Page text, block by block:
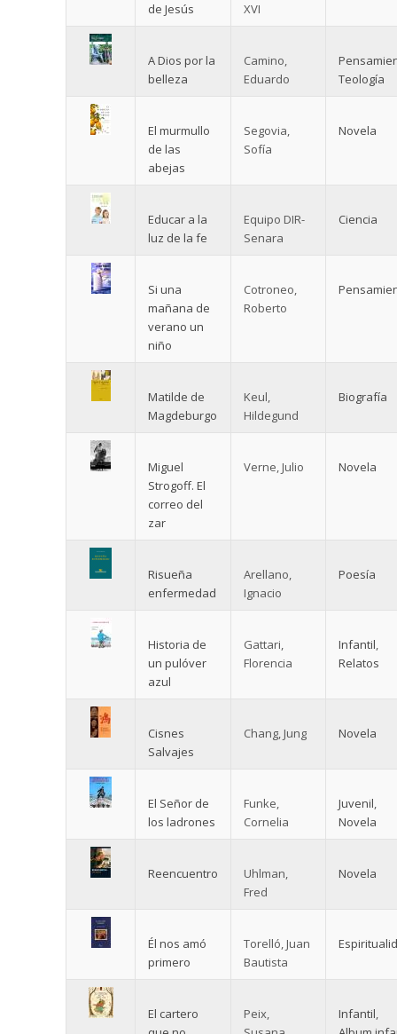
de Jesús
XVI
A Dios por la
belleza
Camino,
Eduardo
Teología
El murmullo
de las
abejas
Segovia,
Sofía
Novela
Educar a la
luz de la fe
Equipo DIR-
Senara
Ciencia
Si una
mañana de
verano un
niño
Cotroneo,
Roberto
Matilde de
Magdeburgo
Keul,
Hildegund
Biografía
Miguel
Strogoff. El
correo del
zar
Verne, Julio Novela
Risueña
enfermedad
Arellano,
Ignacio
Poesía
Historia de
un pulóver
azul
Gattari,
Florencia
Infantil,
Relatos
Cisnes
Salvajes
Chang, Jung Novela
El Señor de
los ladrones
Funke,
Cornelia
Juvenil,
Novela
Reencuentro
Uhlman,
Fred
Novela
Él nos amó
primero
Torelló, Juan
Bautista
El cartero
Peix,
Infantil,